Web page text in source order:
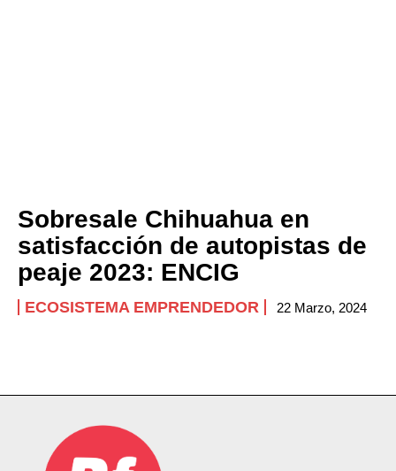
Sobresale Chihuahua en
satisfacción de autopistas de
peaje 2023: ENCIG
ECOSISTEMA EMPRENDEDOR 22 Marzo, 2024